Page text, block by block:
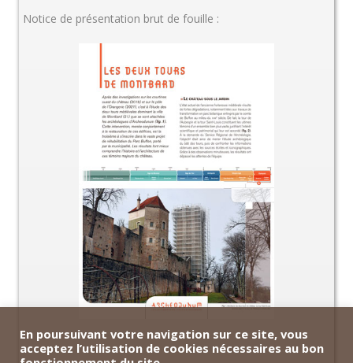
Notice de présentation brut de fouille :
En poursuivant votre navigation sur ce site, vous
acceptez l’utilisation de cookies nécessaires au bon